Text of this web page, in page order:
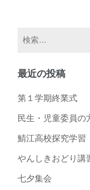
ョ
最近の投稿
第１学期終業式
民生・児童委員の
鯖江高校探究学習
やんしきおどり講
七夕集会